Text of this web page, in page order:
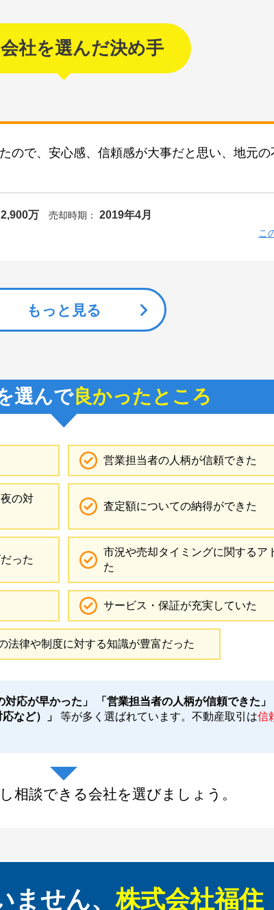
社を選んだ決め手
ので、安心感、信頼感が大事だと思い、地元
2,900万 売却時期： 2019年4月
こ
もっと見る
選んで良かったところ
営業担当者の人柄が信頼できた
の対
査定額についての納得ができた
った
市況や売却タイミングに関するア
た
サービス・保証が充実していた
法律や制度に対する知識が豊富だった
対応が早かった」 「営業担当者の人柄が信頼できた
など）」 等が多く選ばれています。不動産取引は信
相談できる会社を選びましょう。
ません、株式会社福住